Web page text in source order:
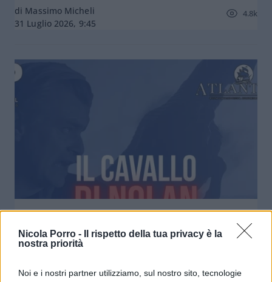
Nicola Porro -
Il rispetto della tua privacy è la
nostra priorità
Noi e i nostri partner utilizziamo, sul nostro sito, tecnologie
di Massimo Micheli
31 Luglio 2026, 9:45
4.8k
Odissea, il Cavallo di Nolan. Red Pill
episodio 89
di
Atlantico Quotidiano